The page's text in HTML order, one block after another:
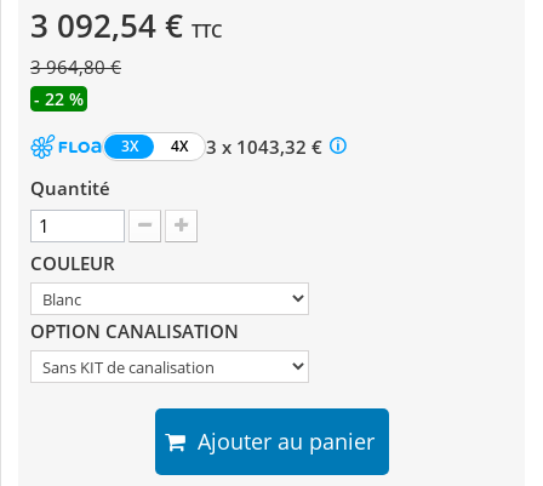
3 092,54 € TTC
3 964,80 €
- 22 %
3X 4X
3 x 1043,32 €
Quantité
COULEUR
OPTION CANALISATION
Ajouter au panier